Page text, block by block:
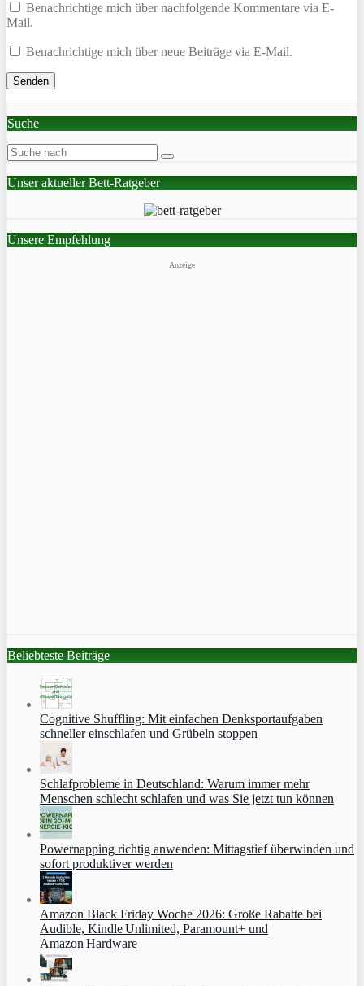
Benachrichtige mich über nachfolgende Kommentare via E-
Mail.
Benachrichtige mich über neue Beiträge via E-Mail.
Suche
Unser aktueller Bett-Ratgeber
Unsere Empfehlung
Anzeige
Beliebteste Beiträge
Cognitive Shuffling: Mit einfachen Denksportaufgaben
schneller einschlafen und Grübeln stoppen
Schlafprobleme in Deutschland: Warum immer mehr
Menschen schlecht schlafen und was Sie jetzt tun können
Powernapping richtig anwenden: Mittagstief überwinden und
sofort produktiver werden
Amazon Black Friday Woche 2026: Große Rabatte bei
Audible, Kindle Unlimited, Paramount+ und
Amazon Hardware